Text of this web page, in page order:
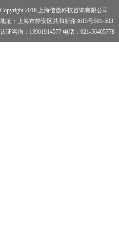
Copyright 2016 上海信傲科技咨询有限公司
地址：上海市静安区共和新路3615号501-503
认证咨询：13901914577 电话：021-56405778